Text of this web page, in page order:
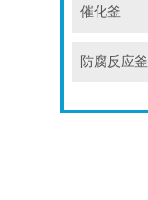
催化釜
防腐反应釜